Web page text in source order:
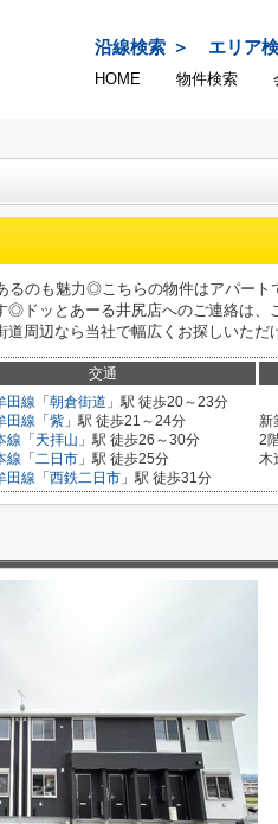
沿線検索 エリア
HOME 物件検索
るのも魅力◎こちらの物件はアパー
◎ドッとあーる井尻店へのご連絡は、
周辺なら当社で幅広くお探しいただ
交通
田線 「 朝倉街道 」駅 徒歩20～23分
田線 「 紫 」駅 徒歩21～24分
線 「 天拝山 」駅 徒歩26～30分
線 「 二日市 」駅 徒歩25分
田線 「 西鉄二日市 」駅 徒歩31分
新
2
木